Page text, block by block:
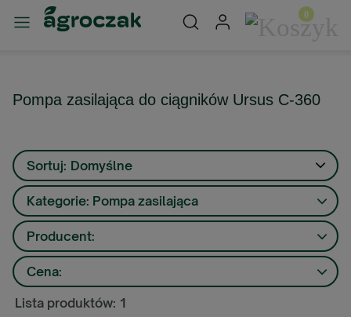
Pompa zasilająca do ciągników Ursus C-360
Sortuj: Domyślne
Kategorie: Pompa zasilająca
Producent:
Cena:
Lista produktów: 1